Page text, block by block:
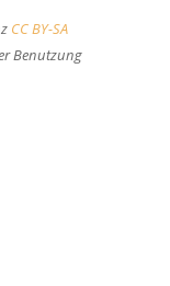
CC BY-SA
Benutzung